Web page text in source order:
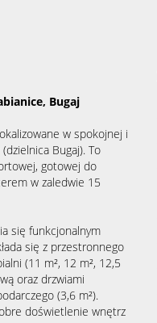
Bugaj
w spokojnej i
Bugaj). To
gotowej do
w zaledwie 15
się funkcjonalnym
się z przestronnego
(11 m², 12 m², 12,5
oraz drzwiami
(3,6 m²).
doświetlenie wnętrz